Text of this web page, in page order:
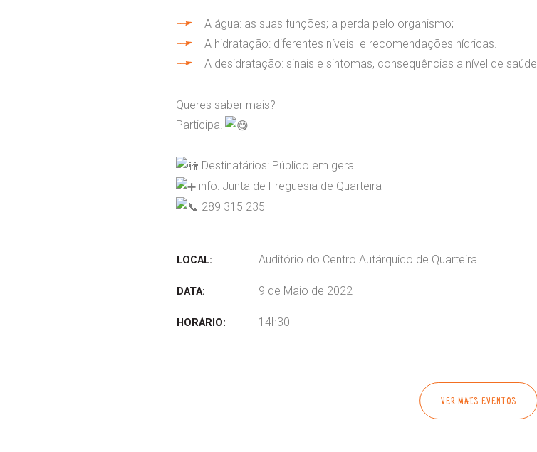
A água: as suas funções; a perda pelo organismo;
A hidratação: diferentes níveis e recomendações hídricas.
A desidratação: sinais e sintomas, consequências a nível de saúde
Queres saber mais?
Participa!
Destinatários: Público em geral
info: Junta de Freguesia de Quarteira
289 315 235
LOCAL: Auditório do Centro Autárquico de Quarteira
DATA: 9 de Maio de 2022
HORÁRIO: 14h30
VER MAIS EVENTOS